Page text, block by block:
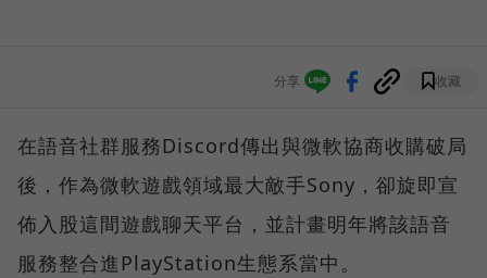
分享 收藏
在語音社群服務Discord傳出與微軟協商收購破局
後，作為微軟遊戲領域最大敵手Sony，卻旋即宣
佈入股這間遊戲聊天平台，並計畫明年將該語音
服務整合進PlayStation生態系當中。